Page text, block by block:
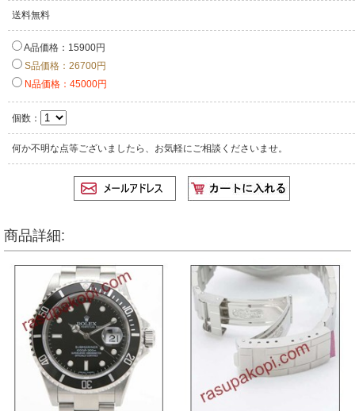
送料無料
A品価格：15900円
S品価格：26700円
N品価格：45000円
個数：
何か不明な点等ございましたら、お気軽にご相談くださいませ。
商品詳細: